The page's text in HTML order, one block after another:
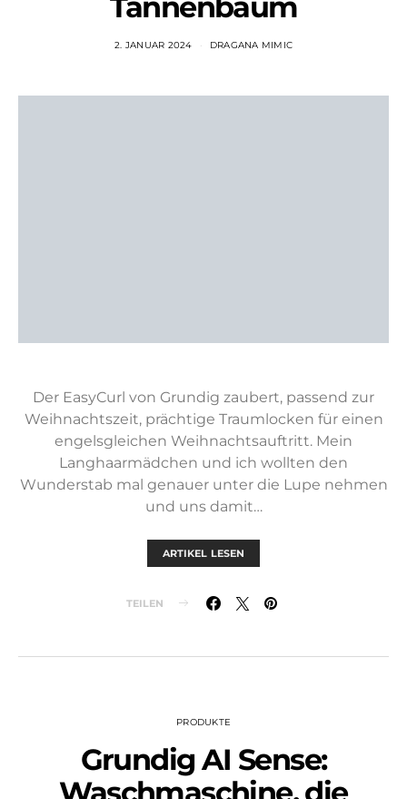
2. JANUAR 2024 DRAGANA MIMIC
Der EasyCurl von Grundig zaubert, passend zur
Weihnachtszeit, prächtige Traumlocken für einen
engelsgleichen Weihnachtsauftritt. Mein
Langhaarmädchen und ich wollten den
Wunderstab mal genauer unter die Lupe nehmen
und uns damit…
ARTIKEL LESEN
TEILEN
PRODUKTE
Grundig AI Sense:
Waschmaschine, die